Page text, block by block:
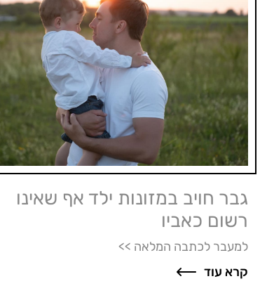
גבר חויב במזונות ילד אף שאינו
רשום כאביו
למעבר לכתבה המלאה >>
קרא עוד